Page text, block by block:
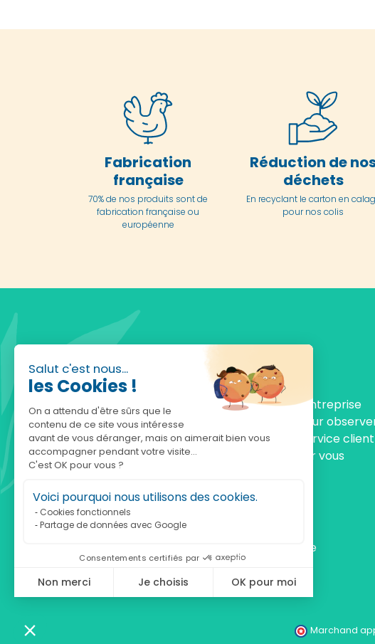
Salut c'est nous...
les Cookies !
On a attendu d'être sûrs que le
contenu de ce site vous intéresse
avant de vous déranger, mais on aimerait bien vous
accompagner pendant votre visite...
C'est OK pour vous ?
Voici pourquoi nous utilisons des cookies.
Cookies fonctionnels
Partage de données avec Google
Consentements certifiés par
Non merci Je choisis OK pour moi
Notre plateforme vous permet d'adapter et de gérer vos paramètres de
Fabrication
française
70% de nos produits sont de
fabrication française ou
européenne
Réduction de
déchets
En recyclant le carton en
pour nos colis
Fondée en 2010, achatnature.com est une entreprise
française qui réunit plus de 5000 produits pour
comprendre et protéger la nature. Notre service client
est à votre écoute, du lundi au vendredi, pour vous
accompagner.
Notre adresse :
achatnature.com (Ethik & Nature)
160 rue Pierre Fallion - 69140 Rillieux-La-Pape
Marchand